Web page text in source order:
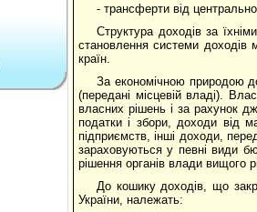
- трансферти від
Структура доходів за
становлення системи доходів
країн.
За економічною природою
(передані місцевій владі).
власних рішень і за рахунок
податки і збори, доходи від
підприємств, інші доходи,
зараховуються у певні види
рішення органів влади вищого
До кошику доходів, що
України, належать: